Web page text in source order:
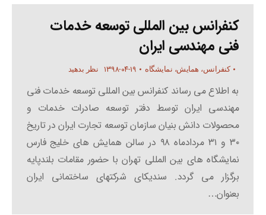
کنفرانس بین المللی توسعه خدمات
فنی مهندسی ایران
کنفرانس، همایش، نمایشگاه ۱۳۹۸-۰۴-۱۹ نظر بدهید
به اطلاع می رساند کنفرانس بین المللی توسعه خدمات فنی
مهندسی ایران توسط دفتر توسعه صادرات خدمات و
محصولات دانش بنیان سازمان توسعه تجارت ایران در تاریخ
۳۰ و ۳۱ مردادماه ۹۸ در سالن همایش های خلیج فارس
نمایشگاه های بین المللی تهران با حضور مقامات بلندپایه
برگزار می گردد. سندیکای شرکتهای ساختمانی ایران
بعنوان…